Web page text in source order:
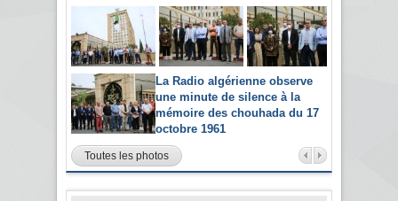
La Radio algérienne observe
une minute de silence à la
mémoire des chouhada du 17
octobre 1961
Toutes les photos